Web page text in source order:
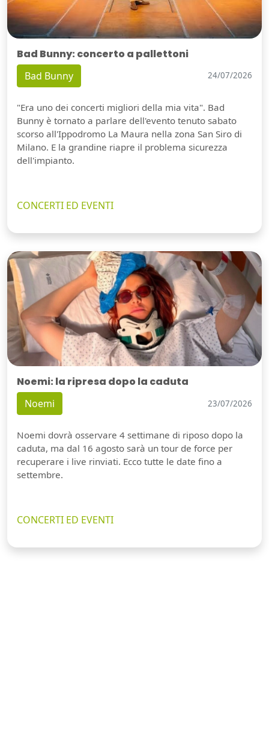
Bad Bunny: concerto a pallettoni
Bad Bunny 24/07/2026
"Era uno dei concerti migliori della mia vita". Bad
Bunny è tornato a parlare dell'evento tenuto sabato
scorso all'Ippodromo La Maura nella zona San Siro di
Milano. E la grandine riapre il problema sicurezza
dell'impianto.
CONCERTI ED EVENTI
Noemi: la ripresa dopo la caduta
Noemi 23/07/2026
Noemi dovrà osservare 4 settimane di riposo dopo la
caduta, ma dal 16 agosto sarà un tour de force per
recuperare i live rinviati. Ecco tutte le date fino a
settembre.
CONCERTI ED EVENTI